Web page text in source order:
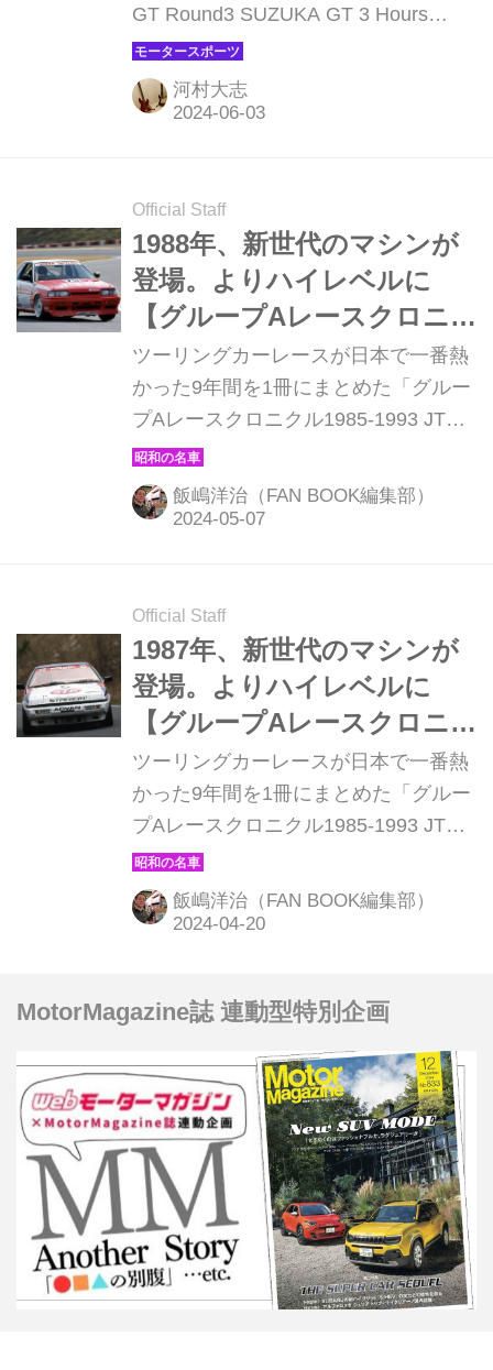
号車D'station Vantage GT3
が完勝
GT Round3 SUZUKA GT 3 Hours
RACE」が行われた。前戦富士に引き
続き2回目のタイムレースとなった今
大会は、スープラ勢が躍動。37号車
勝を挙げた。
河村大志
Official Staff
1988年、新世代のマシンが
登場。よりハイレベルに
【グループAレースクロニ
クル1985-1993 JTC9年間の
軌跡（4）】
ツーリングカーレースが日本で一番熱
かった9年間を1冊にまとめた「グルー
プAレースクロニクル1985-1993 JTC9
年間の軌跡（モーターマガジン
社/2970円）」が1月31日から発売され
ている。ここでは、そこからの抜粋を
飯嶋洋治（FAN BOOK編集部）
Official Staff
1987年、新世代のマシンが
登場。よりハイレベルに
【グループAレースクロニ
クル1985-1993 JTC9年間の
軌跡（3）】
ツーリングカーレースが日本で一番熱
かった9年間を1冊にまとめた「グルー
プAレースクロニクル1985-1993 JTC9
年間の軌跡（モーターマガジン
社/2970円）」が1月31日から発売され
ている。ここでは、そこからの抜粋を
飯嶋洋治（FAN BOOK編集部）
MotorMagazine誌 連動型特別企画